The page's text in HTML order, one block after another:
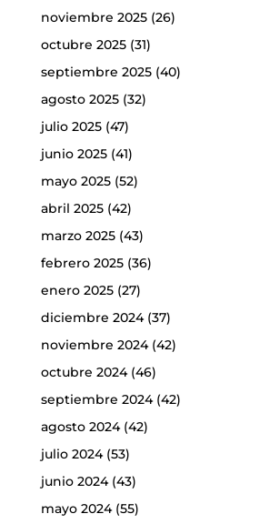
noviembre 2025(26)
octubre 2025(31)
septiembre 2025(40)
agosto 2025(32)
julio 2025(47)
junio 2025(41)
mayo 2025(52)
abril 2025(42)
marzo 2025(43)
febrero 2025(36)
enero 2025(27)
diciembre 2024(37)
noviembre 2024(42)
octubre 2024(46)
septiembre 2024(42)
agosto 2024(42)
julio 2024(53)
junio 2024(43)
mayo 2024(55)